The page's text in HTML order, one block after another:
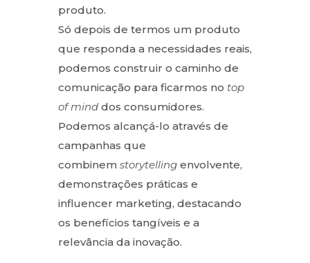
produto.
Só depois de termos um produto
que responda a necessidades reais,
podemos construir o caminho de
comunicação para ficarmos no top
of mind dos consumidores.
Podemos alcançá-lo através de
campanhas que
combinem storytelling envolvente,
demonstrações práticas e
influencer marketing, destacando
os benefícios tangíveis e a
relevância da inovação.